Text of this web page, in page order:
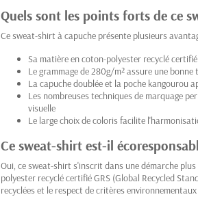
Quels sont les points forts de ce
Ce sweat-shirt à capuche présente plusieurs
Sa matière en coton-polyester recyclé
Le grammage de 280g/m² assure une
La capuche doublée et la poche
Les nombreuses techniques de marquage
visuelle
Le large choix de coloris facilite
Ce sweat-shirt est-il
Oui, ce sweat-shirt s'inscrit dans une démarche
polyester recyclé certifié GRS (Global Recycled
recyclées et le respect de critères